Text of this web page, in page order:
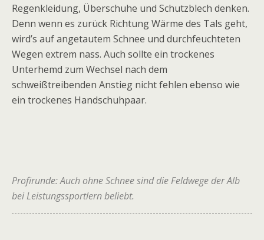
Regenkleidung, Überschuhe und Schutzblech denken.
Denn wenn es zurück Richtung Wärme des Tals geht,
wird’s auf angetautem Schnee und durchfeuchteten
Wegen extrem nass. Auch sollte ein trockenes
Unterhemd zum Wechsel nach dem
schweißtreibenden Anstieg nicht fehlen ebenso wie
ein trockenes Handschuhpaar.
Profirunde: Auch ohne Schnee sind die Feldwege der Alb
bei Leistungssportlern beliebt.